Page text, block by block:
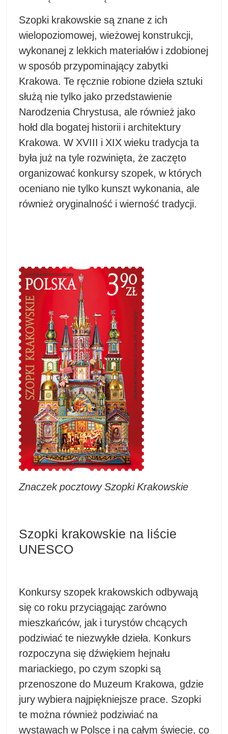
Szopki krakowskie są znane z ich
wielopoziomowej, wieżowej konstrukcji,
wykonanej z lekkich materiałów i zdobionej
w sposób przypominający zabytki
Krakowa. Te ręcznie robione dzieła sztuki
służą nie tylko jako przedstawienie
Narodzenia Chrystusa, ale również jako
hołd dla bogatej historii i architektury
Krakowa. W XVIII i XIX wieku tradycja ta
była już na tyle rozwinięta, że zaczęto
organizować konkursy szopek, w których
oceniano nie tylko kunszt wykonania, ale
również oryginalność i wierność tradycji.
Znaczek pocztowy Szopki Krakowskie
Szopki krakowskie na liście
UNESCO
Konkursy szopek krakowskich odbywają
się co roku przyciągając zarówno
mieszkańców, jak i turystów chcących
podziwiać te niezwykłe dzieła. Konkurs
rozpoczyna się dźwiękiem hejnału
mariackiego, po czym szopki są
przenoszone do Muzeum Krakowa, gdzie
jury wybiera najpiękniejsze prace. Szopki
te można również podziwiać na
wystawach w Polsce i na całym świecie, co